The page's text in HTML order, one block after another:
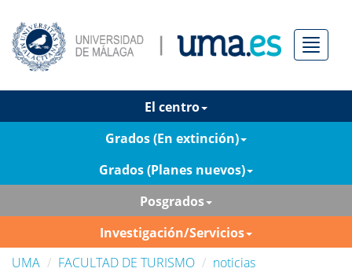
Menú
El centro
Grados (En extinción)
Grados (Planes nuevos)
Posgrados
Investigación/Servicios
UMA
FACULTAD DE TURISMO
noticias